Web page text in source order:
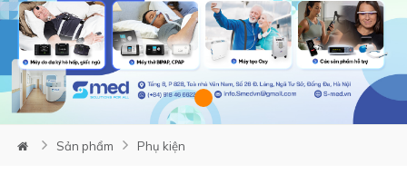
Loading...
Sản phẩm Phụ kiện